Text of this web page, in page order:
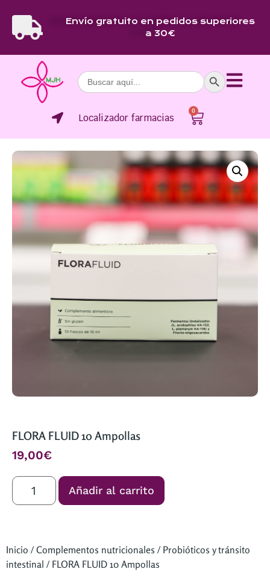
Envío gratuito en pedidos superiores
a 30€
Buscar: Botón de
Localizador farmacias
0
FLORA FLUID 10 Ampollas
19,00€
Añadir al carrito
Inicio /Complementos nutricionales / Probióticos y tránsito
intestinal / FLORA FLUID 10 Ampollas